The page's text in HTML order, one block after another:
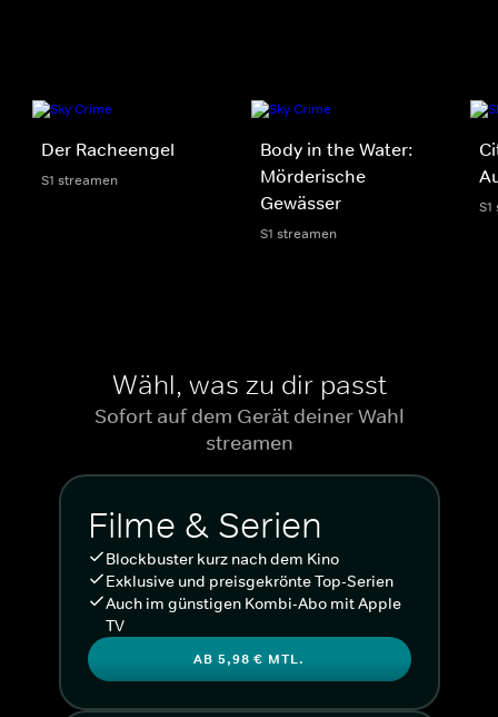
Der Racheengel
S1 streamen
Body in the Water:
Mörderische
Gewässer
S1 streamen
Wähl, was zu dir passt
Sofort auf dem Gerät deiner Wahl
streamen
Filme & Serien
Blockbuster kurz nach dem Kino
Exklusive und preisgekrönte Top-Serien
Auch im günstigen Kombi-Abo mit Apple
TV
AB 5,98 € MTL.